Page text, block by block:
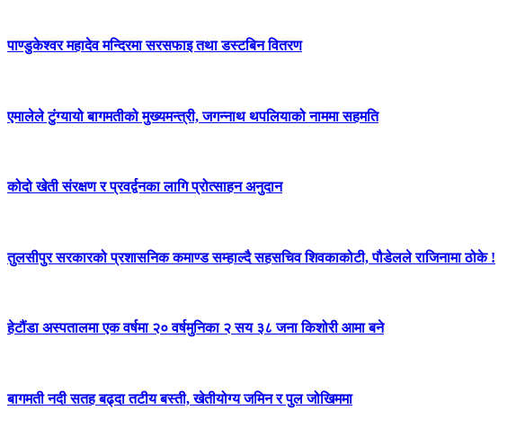
पाण्डुकेश्वर महादेव मन्दिरमा सरसफाइ तथा डस्टबिन वितरण
एमालेले टुंग्यायो बागमतीको मुख्यमन्त्री, जगन्नाथ थपलियाको नाममा सहमति
कोदो खेती संरक्षण र प्रवर्द्वनका लागि प्रोत्साहन अनुदान
तुलसीपुर सरकारको प्रशासनिक कमाण्ड सम्हाल्दै सहसचिव शिवकाकोटी, पौडेलले राजिनामा ठोके !
हेटौंडा अस्पतालमा एक वर्षमा २० वर्षमुनिका २ सय ३८ जना किशोरी आमा बने
बागमती नदी सतह बढ्दा तटीय बस्ती, खेतीयोग्य जमिन र पुल जोखिममा